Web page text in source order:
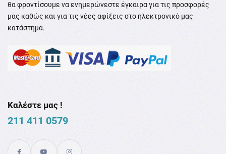
θα φροντίσουμε να ενημερώνεστε έγκαιρα για τις προσφορές
μας καθώς και για τις νέες αφίξεις στο ηλεκτρονικό μας
κατάστημα.
Καλέστε μας !
211 411 0579